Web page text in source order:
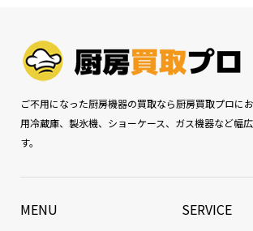
ご不用になった厨房機器の買取なら厨房買取プロに
用冷蔵庫、製氷機、ショーケース、ガス機器など幅
す。
MENU SERVICE